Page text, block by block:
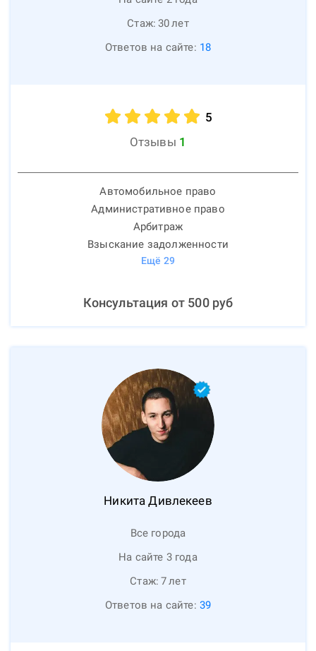
Стаж: 30лет
Ответов на сайте: 18
5
Отзывы 1
Автомобильное право
Административное право
Арбитраж
Взыскание задолженности
Ещё 29
Консультация от 500руб
Никита Дивлекеев
Все города
На сайте 3 года
Стаж: 7лет
Ответов на сайте: 39